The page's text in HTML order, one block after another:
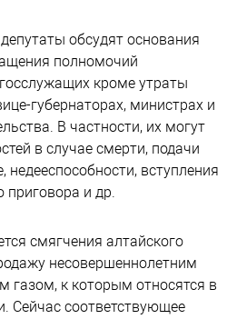
обсудят основания
полномочий
кроме утраты
губернаторах, министрах и
В частности, их могут
в случае смерти, подачи
недееспособности, вступления
приговора и др.
смягчения алтайского
несовершеннолетним
газом, к которым относятся в
Сейчас соответствующее